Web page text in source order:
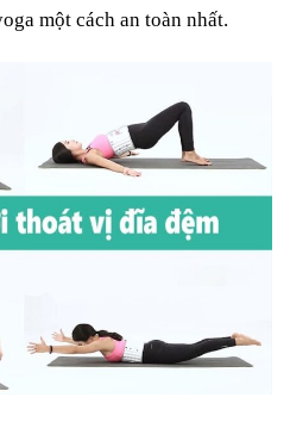
một cách an toàn nhất.